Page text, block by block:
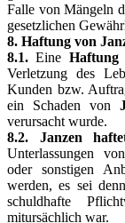
Falle von Mängeln
gesetzlichen
8. Haftung von
8.1.Eine Haftung
Verletzung des
Kunden bzw.
ein Schaden von
verursacht wurde.
8.2. Janzen
Unterlassungen
oder sonstigen
werden, es sei
schuldhafte
mitursächlich war.